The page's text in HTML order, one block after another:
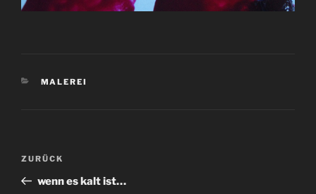
KATEGORIEN
MALEREI
Beitragsnavigation
Vorheriger
Beitrag
ZURÜCK
wenn es kalt ist…